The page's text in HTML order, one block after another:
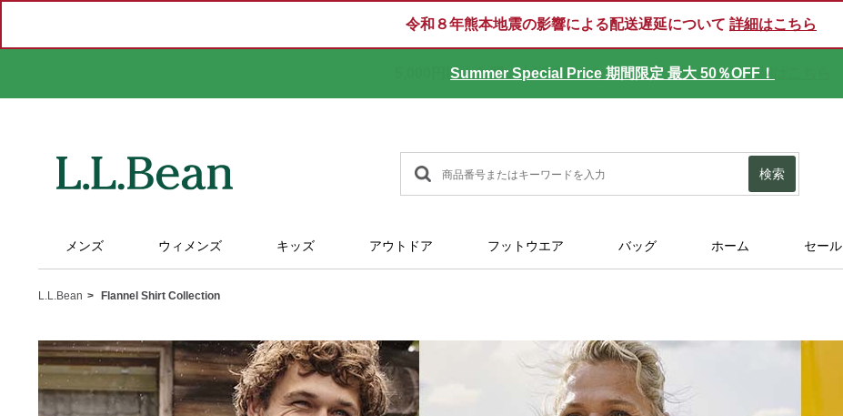
令和８年熊本地震の影響による配送遅延について 詳細はこちら
Summer Special Price 期間限定 最大 50％OFF！
検索
メンズ ウィメンズ キッズ アウトドア フットウエア バッグ ホーム セール
L.L.Bean Flannel Shirt Collection